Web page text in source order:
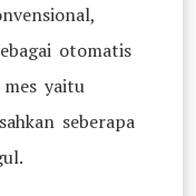
otomatis
yaitu
seberapa